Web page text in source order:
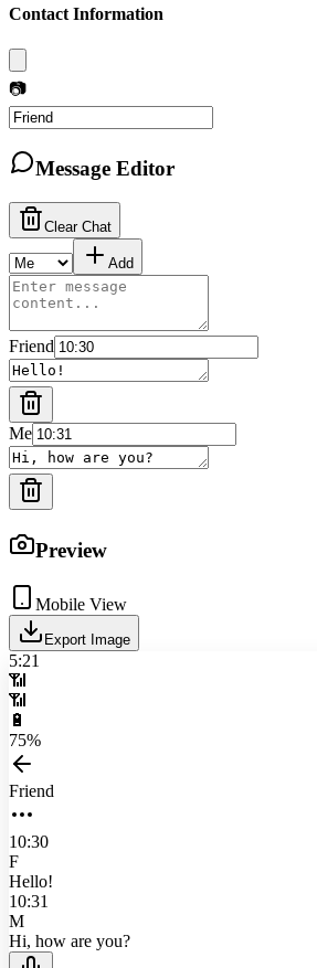
Contact Information
📷
Message Editor
Clear Chat
Add
Friend
Me
Preview
Mobile View
Export Image
5:21
📶
📶
🔋
75%
Friend
10:30
F
Hello!
10:31
M
Hi, how are you?